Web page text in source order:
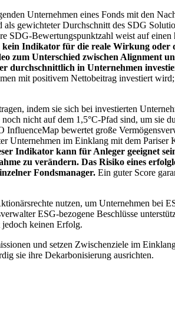
Unternehmen eines Fonds mit den
gewichteter Durchschnitt des SDG
SDG-Bewertungspunktzahl weist auf
kein Indikator für die reale Wirkung oder
zum Unterschied zwischen Alignment
in Unternehmen
mit positivem Nettobeitrag investiert
indem sie sich bei investierten
nicht auf dem 1,5°C-Pfad sind, um sie
bewertet große
Unternehmen im Einklang mit dem
Indikator kann für Anleger geeignet
zu verändern. Das Risiko eines
Fondsmanager. Ein guter Score
nutzen, um Unternehmen bei
ESG-bezogene Beschlüsse
keinen Erfolg.
und setzen Zwischenziele im
sie ihre Dekarbonisierung ausrichten.